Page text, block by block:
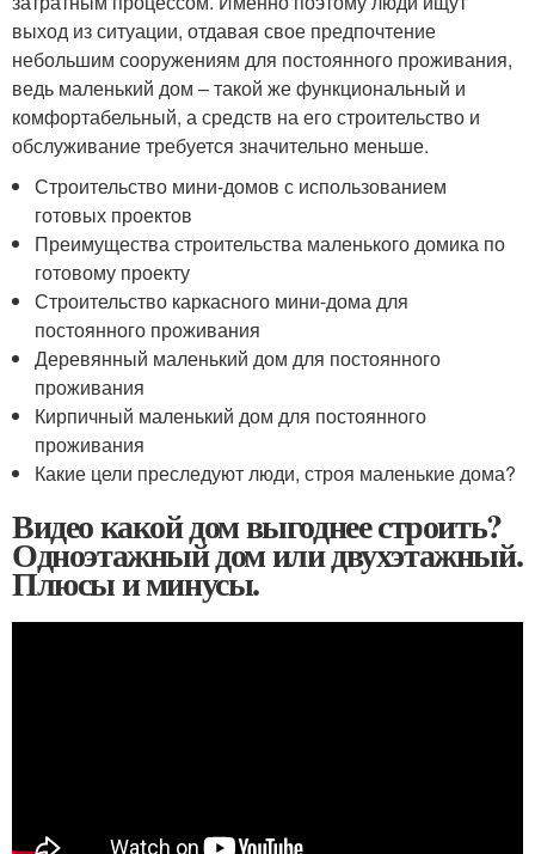
выход из ситуации, отдавая свое предпочтение
небольшим сооружениям для постоянного проживания,
ведь маленький дом – такой же функциональный и
комфортабельный, а средств на его строительство и
обслуживание требуется значительно меньше.
Строительство мини-домов с использованием
готовых проектов
Преимущества строительства маленького домика по
готовому проекту
Строительство каркасного мини-дома для
постоянного проживания
Деревянный маленький дом для постоянного
проживания
Кирпичный маленький дом для постоянного
проживания
Какие цели преследуют люди, строя маленькие дома?
Видео какой дом выгоднее строить?
Одноэтажный дом или двухэтажный.
Плюсы и минусы.